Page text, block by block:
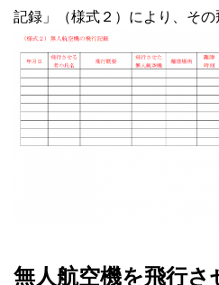
記録」（様式２）により、その
無人航空機を飛行さ